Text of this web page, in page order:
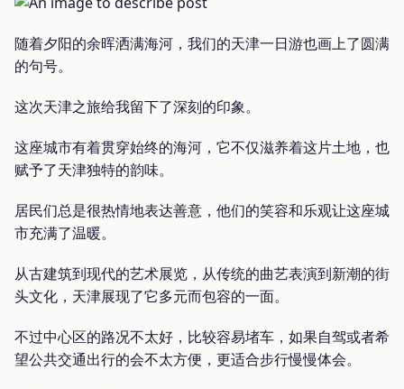
随着夕阳的余晖洒满海河，我们的天津一日游也画上了圆满
的句号。
这次天津之旅给我留下了深刻的印象。
这座城市有着贯穿始终的海河，它不仅滋养着这片土地，也
赋予了天津独特的韵味。
居民们总是很热情地表达善意，他们的笑容和乐观让这座城
市充满了温暖。
从古建筑到现代的艺术展览，从传统的曲艺表演到新潮的街
头文化，天津展现了它多元而包容的一面。
不过中心区的路况不太好，比较容易堵车，如果自驾或者希
望公共交通出行的会不太方便，更适合步行慢慢体会。